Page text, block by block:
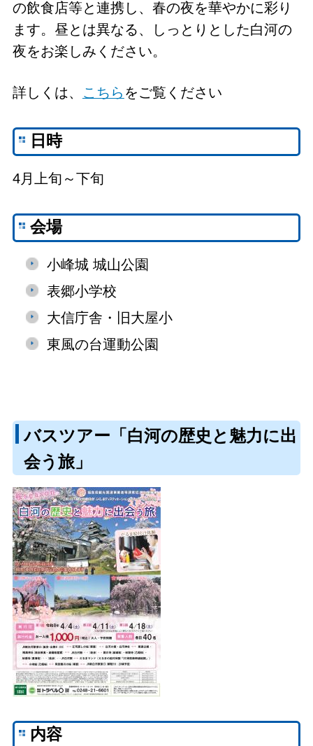
の飲食店等と連携し、春の夜を華やかに彩り
ます。昼とは異なる、しっとりとした白河の
夜をお楽しみください。
詳しくは、 こちら をご覧ください
日時
4月上旬～下旬
会場
小峰城 城山公園
表郷小学校
大信庁舎・旧大屋小
東風の台運動公園
バスツアー「白河の歴史と魅力に出
会う旅」
内容